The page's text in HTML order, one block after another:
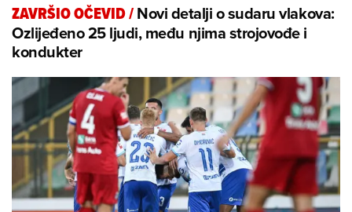
ZAVRŠIO OČEVID/Novi detalji o sudaru vlakova:
Ozlijeđeno 25 ljudi, među njima strojovođe i
kondukter